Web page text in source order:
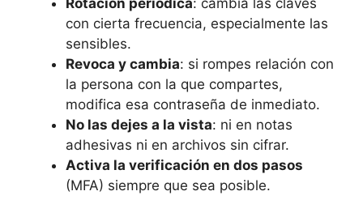
Rotación periódica: cambia las claves
con cierta frecuencia, especialmente las
sensibles.
Revoca y cambia: si rompes relación con
la persona con la que compartes,
modifica esa contraseña de inmediato.
No las dejes a la vista: ni en notas
adhesivas ni en archivos sin cifrar.
Activa la verificación en dos pasos
(MFA) siempre que sea posible.